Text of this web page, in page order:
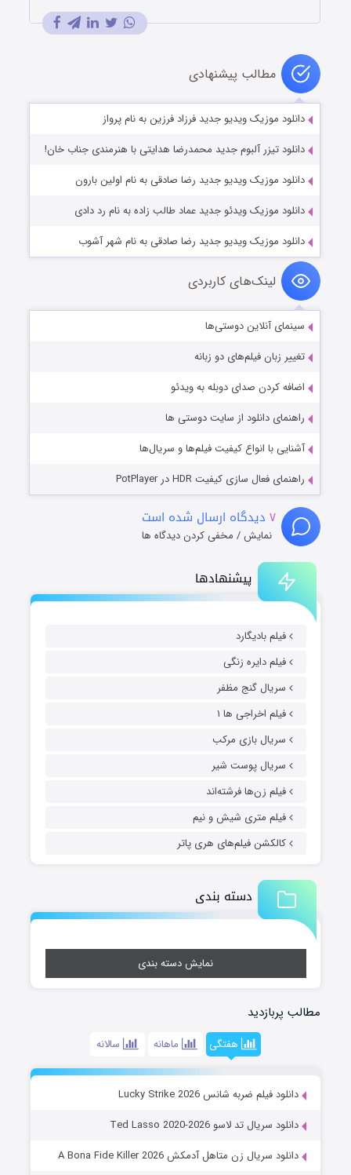
پیشنهادها
فیلم بادیگارد
فیلم دایره زنگی
سریال گنج مظفر
فیلم اخراجی ها ۱
سریال بازی مرکب
سریال پوست شیر
فیلم زن‌ها فرشته‌اند
فیلم متری شیش و نیم
کالکشن فیلم‌های هری پاتر
دسته بندی
نمایش دسته بندی
مطالب پربازدید
هفتگی ماهانه سالانه
دانلود فیلم ضربه شانس Lucky Strike 2026
دانلود سریال تد لاسو Ted Lasso 2020-2026
دانلود سریال زن متاهل آدمکش A Bona Fide Killer 2026
مطالب پیشنهادی
دانلود موزیک ویدیو جدید فرزاد فرزین به نام پرواز
دانلود تیزر آلبوم جدید محمدرضا هدایتی با هنرمندی جناب خان!
دانلود موزیک ویدیو جدید رضا صادقی به نام اولین بارون
دانلود موزیک ویدئو جدید عماد طالب زاده به نام رد دادی
دانلود موزیک ویدیو جدید رضا صادقی به نام شهر آشوب
لینک‌های کاربردی
سینمای آنلاین دوستی‌ها
تغییر زبان فیلم‌های دو زبانه
اضافه کردن صدای دوبله به ویدئو
راهنمای دانلود از سایت دوستی ها
آشنایی با انواع کیفیت فیلم‌ها و سریال‌ها
راهنمای فعال سازی کیفیت HDR در PotPlayer
۷ دیدگاه ارسال شده است
نمایش / مخفی کردن دیدگاه ها